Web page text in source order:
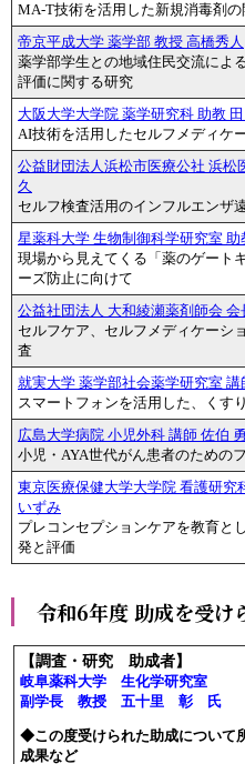
MA-T技術を活用した新規消毒剤
帝京平成大学 薬学部 教授 高橋秀人
薬学部学生との地域住民交流によ
評価に関する研究
大阪大学大学院 薬学研究科 助教
AI技術を活用したセルフメディケ
公益財団法人浜松市医療公社 浜松
久
セルフ検査活用のインフルエンザ
星薬科大学 生物制御科学研究室 助
現場から見えてくる「薬のゲート
ーズ防止に向けて
公益社団法人 大和綾瀬薬剤師会 会
セルフケア、セルフメディケーシ
査
就実大学 薬学部社会薬学研究室 講
スマートフォンを活用した、くす
広島大学病院 小児外科 講師 佐伯 勇
小児・AYA世代がん患者のための
東京医療保健大学大学院 看護研究
いずみ
プレコンセプションケアを教育と
発と評価
令和6年度 助成を受け
【調査・研究 助成者】
岐阜薬科大学 生化学研究室
副学長 教授 五十里 彰 氏
◆この度受けられた助成について
成果など